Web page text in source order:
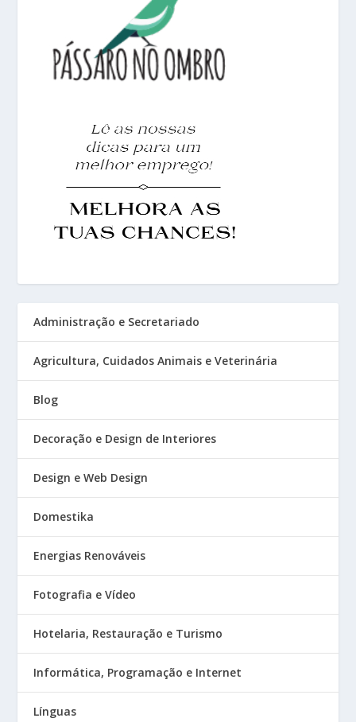
Administração e Secretariado
Agricultura, Cuidados Animais e Veterinária
Blog
Decoração e Design de Interiores
Design e Web Design
Domestika
Energias Renováveis
Fotografia e Vídeo
Hotelaria, Restauração e Turismo
Informática, Programação e Internet
Línguas